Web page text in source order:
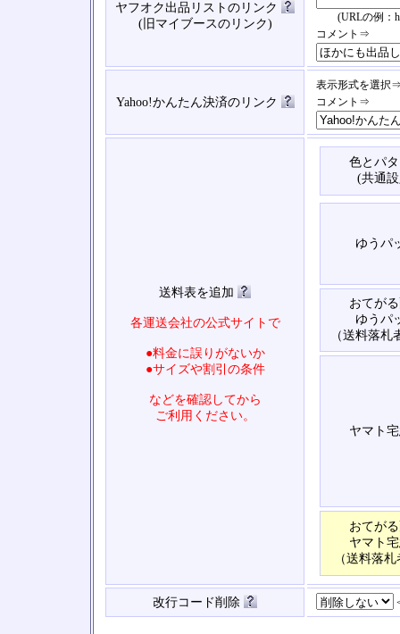
ヤフオク出品リストのリンク
(旧マイブースのリンク)
(URLの例：
コメント⇒
Yahoo!かんたん決済のリンク
表示形式を選択
コメント⇒
送料表を追加
各運送会社の公式サイトで
●料金に誤りがないか
●サイズや割引の条件
などを確認してから
ご利用ください。
色とパ
(共通
ゆうパ
おてが
ゆうパ
（送料落札
ヤマト
おてが
ヤマト
（送料落
改行コード削除